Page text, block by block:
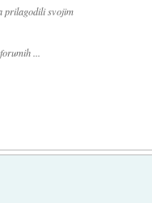
prilagodili svojim
...